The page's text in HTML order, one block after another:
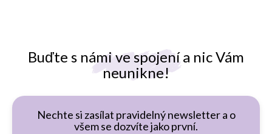
Buďte s námi ve spojení a nic Vám
neunikne!
Nechte si zasílat pravidelný newsletter a o
všem se dozvíte jako první.